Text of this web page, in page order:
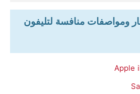
ومواصفات منافسة لتليفون
Apple